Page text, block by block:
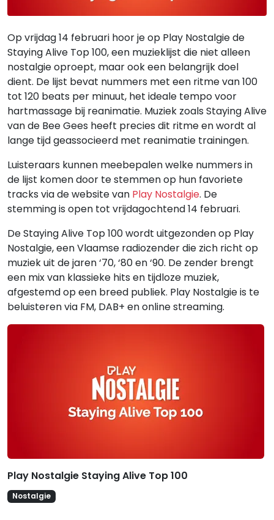
Op vrijdag 14 februari hoor je op Play Nostalgie de
Staying Alive Top 100, een muzieklijst die niet alleen
nostalgie oproept, maar ook een belangrijk doel
dient. De lijst bevat nummers met een ritme van 100
tot 120 beats per minuut, het ideale tempo voor
hartmassage bij reanimatie. Muziek zoals Staying Alive
van de Bee Gees heeft precies dit ritme en wordt al
lange tijd geassocieerd met reanimatie trainingen.
Luisteraars kunnen meebepalen welke nummers in
de lijst komen door te stemmen op hun favoriete
tracks via de website van Play Nostalgie. De
stemming is open tot vrijdagochtend 14 februari.
De Staying Alive Top 100 wordt uitgezonden op Play
Nostalgie, een Vlaamse radiozender die zich richt op
muziek uit de jaren ‘70, ‘80 en ‘90. De zender brengt
een mix van klassieke hits en tijdloze muziek,
afgestemd op een breed publiek. Play Nostalgie is te
beluisteren via FM, DAB+ en online streaming.
Gerelateerde hitlijsten
Play Nostalgie Staying Alive Top 100
Nostalgie